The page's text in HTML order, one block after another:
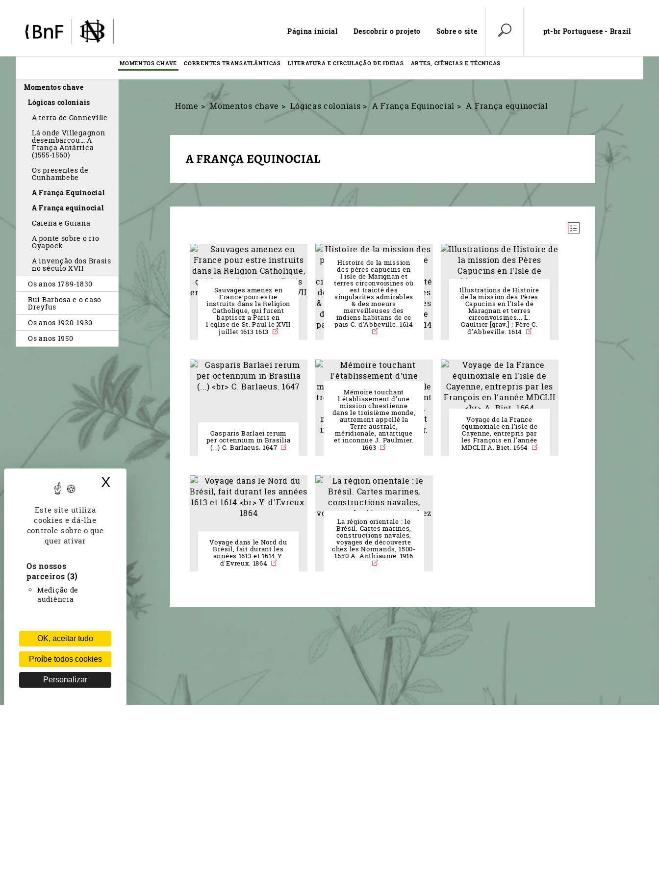
Este site utiliza
cookies e dá-lhe
controle sobre o que
quer ativar
Os nossos
parceiros (3)
Medição de
audiência
OK, aceitar tudo
Proíbe todos cookies
Personalizar
X Ocultar banner de cookies
Página inicial Descobrir o projeto Sobre o site pt-br Portuguese - Brazil
Menu
éditorial
MOMENTOS CHAVE CORRENTES TRANSATLÂNTICAS LITERATURA E CIRCULAÇÃO DE IDEIAS ARTES, CIÊNCIAS E TÉCNICAS
Momentos chave
Lógicas coloniais
A terra de Gonneville
Lá onde Villegagnon
desembarcou… A
França Antártica
(1555-1560)
Os presentes de
Cunhambebe
A França Equinocial
A França equinocial
Caiena e Guiana
A ponte sobre o rio
Oyapock
A invenção dos Brasis
no século XVII
Os anos 1789-1830
Rui Barbosa e o caso
Dreyfus
Os anos 1920-1930
Os anos 1950
Home Momentos chave Lógicas coloniais A França Equinocial A França equinocial
A FRANÇA EQUINOCIAL
Sauvages amenez en
France pour estre
instruits dans la Religion
Catholique, qui furent
baptisez a Paris en
l'eglise de St. Paul le XVII
juillet 1613 1613
Histoire de la mission
des pères capucins en
l'isle de Marignan et
terres circonvoisines où
est traicté des
singularitez admirables
& des moeurs
merveilleuses des
indiens habitans de ce
pais C. d'Abbeville. 1614
Illustrations de Histoire
de la mission des Pères
Capucins en l'Isle de
Maragnan et terres
circonvoisines... L.
Gaultier [grav.] ; Père C.
d'Abbeville. 1614
Gasparis Barlaei rerum
per octennium in Brasilia
(...) C. Barlaeus. 1647
Mémoire touchant
l'établissement d'une
mission chrestienne
dans le troisième monde,
autrement appellé la
Terre australe,
méridionale, antartique
et inconnue J. Paulmier.
1663
Voyage de la France
équinoxiale en l'isle de
Cayenne, entrepris par
les François en l'année
MDCLII A. Biet. 1664
Voyage dans le Nord du
Brésil, fait durant les
années 1613 et 1614 Y.
d'Evreux. 1864
La région orientale : le
Brésil. Cartes marines,
constructions navales,
voyages de découverte
chez les Normands, 1500-
1650 A. Anthiaume. 1916